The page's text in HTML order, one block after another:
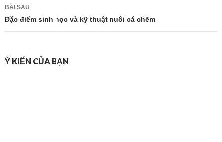
viết
BÀI SAU
Đặc điểm sinh học và kỹ thuật nuôi cá chẽm
Ý KIẾN CỦA BẠN